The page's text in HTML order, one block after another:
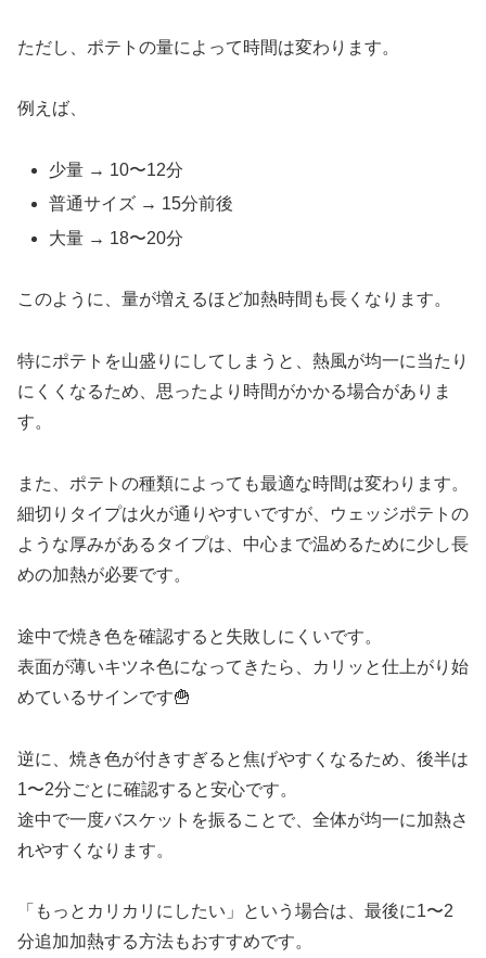
ただし、ポテトの量によって時間は変わります。
例えば、
少量 → 10〜12分
普通サイズ → 15分前後
大量 → 18〜20分
このように、量が増えるほど加熱時間も長くなります。
特にポテトを山盛りにしてしまうと、熱風が均一に当たり
にくくなるため、思ったより時間がかかる場合がありま
す。
また、ポテトの種類によっても最適な時間は変わります。
細切りタイプは火が通りやすいですが、ウェッジポテトの
ような厚みがあるタイプは、中心まで温めるために少し長
めの加熱が必要です。
途中で焼き色を確認すると失敗しにくいです。
表面が薄いキツネ色になってきたら、カリッと仕上がり始
めているサインです🍟
逆に、焼き色が付きすぎると焦げやすくなるため、後半は
1〜2分ごとに確認すると安心です。
途中で一度バスケットを振ることで、全体が均一に加熱さ
れやすくなります。
「もっとカリカリにしたい」という場合は、最後に1〜2
分追加加熱する方法もおすすめです。